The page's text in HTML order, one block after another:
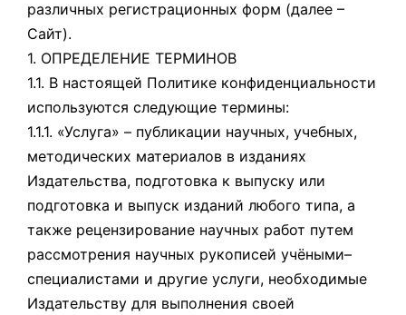
различных регистрационных форм (далее –
Сайт).
1. ОПРЕДЕЛЕНИЕ ТЕРМИНОВ
1.1. В настоящей Политике конфиденциальности
используются следующие термины:
1.1.1. «Услуга» – публикации научных, учебных,
методических материалов в изданиях
Издательства, подготовка к выпуску или
подготовка и выпуск изданий любого типа, а
также рецензирование научных работ путем
рассмотрения научных рукописей учёными–
специалистами и другие услуги, необходимые
Издательству для выполнения своей